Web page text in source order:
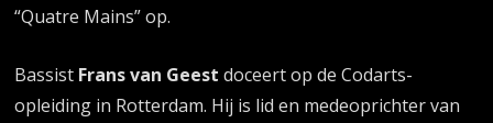
“Quatre Mains” op.
Bassist Frans van Geest doceert op de Codarts-
opleiding in Rotterdam. Hij is lid en medeoprichter van